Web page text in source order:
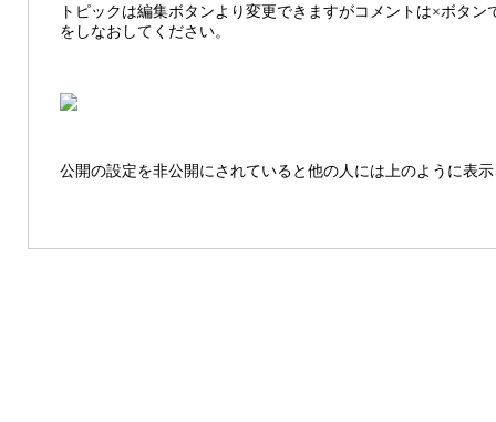
トピックは編集ボタンより変更できますがコメントは×ボタン
をしなおしてください。
公開の設定を非公開にされていると他の人には上のように表